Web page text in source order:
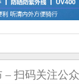
– 扫码关注公